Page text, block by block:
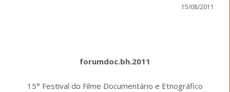
15/08/2011
forumdoc.bh.2011
15° Festival do Filme Documentário e Etnográfico